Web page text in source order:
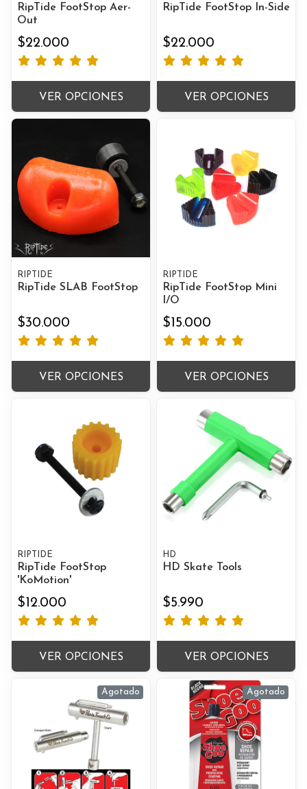
RipTide FootStop Aer-
Out
$22.000
VER OPCIONES
RipTide FootStop In-Side
$22.000
VER OPCIONES
RIPTIDE
RipTide SLAB FootStop
$30.000
VER OPCIONES
RIPTIDE
RipTide FootStop Mini
I/O
$15.000
VER OPCIONES
RIPTIDE
RipTide FootStop
'KoMotion'
$12.000
VER OPCIONES
HD
HD Skate Tools
$5.990
VER OPCIONES
Agotado Agotado